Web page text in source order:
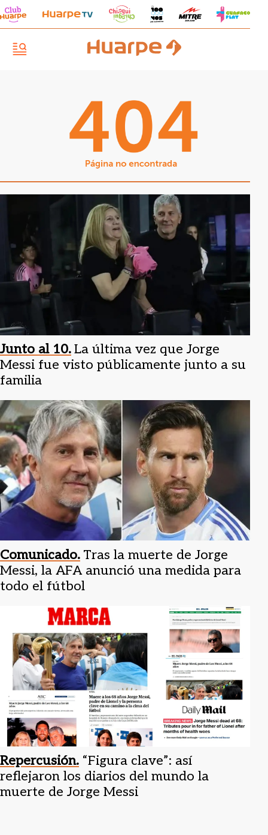
Junto al 10.La última vez que Jorge
Messi fue visto públicamente junto a su
familia
Comunicado. Tras la muerte de Jorge
Messi, la AFA anunció una medida para
todo el fútbol
Repercusión. “Figura clave”: así
reflejaron los diarios del mundo la
muerte de Jorge Messi